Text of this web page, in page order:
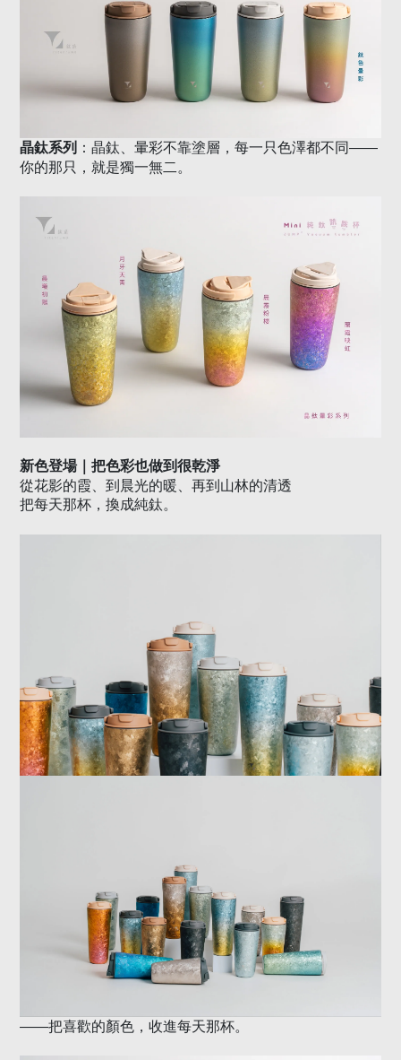
晶鈦系列 ：晶鈦、暈彩不靠塗層，每一只色澤都不同——
你的那只，就是獨一無二。
新色登場｜把色彩也做到很乾淨
從花影的霞、到晨光的暖、再到山林的清透
把每天那杯，換成純鈦。
——把喜歡的顏色，收進每天那杯。